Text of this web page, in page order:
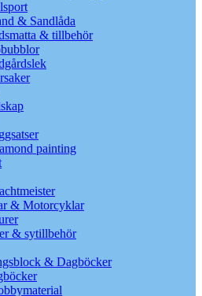
& Sandlåda
& tillbehör
painting
& Motorcyklar
& sytillbehör
& Dagböcker